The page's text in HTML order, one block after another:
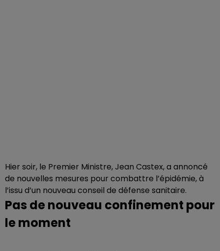
Hier soir, le Premier Ministre, Jean Castex, a annoncé
de nouvelles mesures pour combattre l’épidémie, à
l’issu d’un nouveau conseil de défense sanitaire.
Pas de nouveau confinement pour
le moment